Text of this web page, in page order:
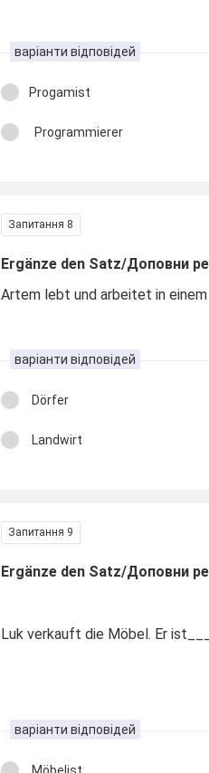
варіанти відповідей
Progamist
Programmierer
Запитання 8
Ergänze den Satz/Доповни
Artem lebt und arbeitet in
варіанти відповідей
Dörfer
Landwirt
Запитання 9
Ergänze den Satz/Доповни
Luk verkauft die Möbel. Er
варіанти відповідей
Möbelist